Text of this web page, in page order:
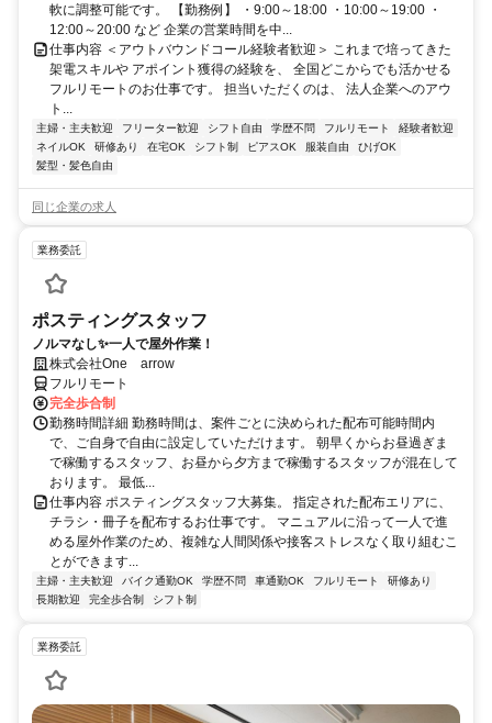
軟に調整可能です。 【勤務例】 ・9:00～18:00 ・10:00～19:00 ・
12:00～20:00 など 企業の営業時間を中...
仕事内容 ＜アウトバウンドコール経験者歓迎＞ これまで培ってきた
架電スキルや アポイント獲得の経験を、 全国どこからでも活かせる
フルリモートのお仕事です。 担当いただくのは、 法人企業へのアウ
ト...
主婦・主夫歓迎 フリーター歓迎 シフト自由 学歴不問 フルリモート
経験者歓迎
ネイルOK
研修あり 在宅OK シフト制 ピアスOK 服装自由
ひげOK
髪型・髪色自由
同じ企業の求人
業務委託
ポスティングスタッフ
ノルマなし✨一人で屋外作業！
株式会社One arrow
フルリモート
完全歩合制
勤務時間詳細 勤務時間は、案件ごとに決められた配布可能時間内
で、ご自身で自由に設定していただけます。 朝早くからお昼過ぎま
で稼働するスタッフ、お昼から夕方まで稼働するスタッフが混在して
おります。 最低...
仕事内容 ポスティングスタッフ大募集。 指定された配布エリアに、
チラシ・冊子を配布するお仕事です。 マニュアルに沿って一人で進
める屋外作業のため、複雑な人間関係や接客ストレスなく取り組むこ
とができます...
主婦・主夫歓迎 バイク通勤OK 学歴不問 車通勤OK フルリモート
研修あり
長期歓迎
完全歩合制 シフト制
業務委託